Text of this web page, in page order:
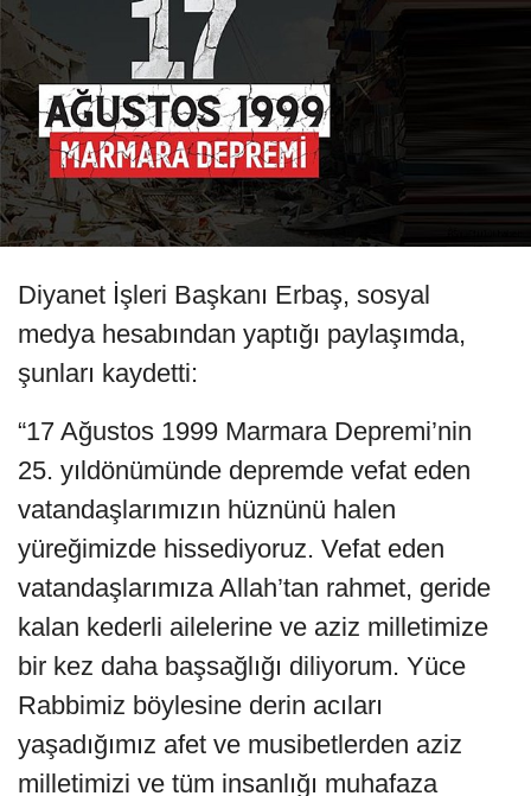
Diyanet İşleri Başkanı Erbaş, sosyal
medya hesabından yaptığı paylaşımda,
şunları kaydetti:
“17 Ağustos 1999 Marmara Depremi’nin
25. yıldönümünde depremde vefat eden
vatandaşlarımızın hüznünü halen
yüreğimizde hissediyoruz. Vefat eden
vatandaşlarımıza Allah’tan rahmet, geride
kalan kederli ailelerine ve aziz milletimize
bir kez daha başsağlığı diliyorum. Yüce
Rabbimiz böylesine derin acıları
yaşadığımız afet ve musibetlerden aziz
milletimizi ve tüm insanlığı muhafaza